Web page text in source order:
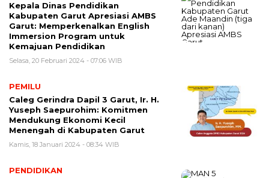
Kepala Dinas Pendidikan
Kabupaten Garut Apresiasi AMBS
Garut: Memperkenalkan English
Immersion Program untuk
Kemajuan Pendidikan
Selasa, 20 Februari 2024 - 07:06 WIB
PEMILU
Caleg Gerindra Dapil 3 Garut, Ir. H.
Yuseph Saepurohim: Komitmen
Mendukung Ekonomi Kecil
Menengah di Kabupaten Garut
Kamis, 18 Januari 2024 - 08:34 WIB
PENDIDIKAN